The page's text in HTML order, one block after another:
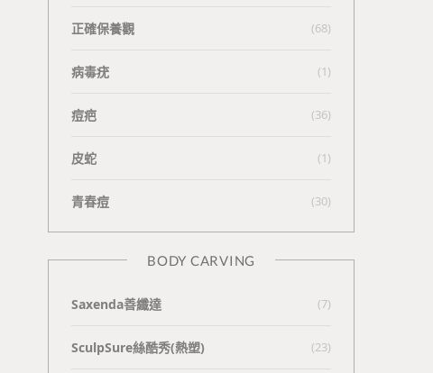
正確保養觀 (68)
病毒疣 (1)
痘疤 (36)
皮蛇 (1)
青春痘 (30)
BODY CARVING
Saxenda善纖達 (7)
SculpSure絲酷秀(熱塑) (23)